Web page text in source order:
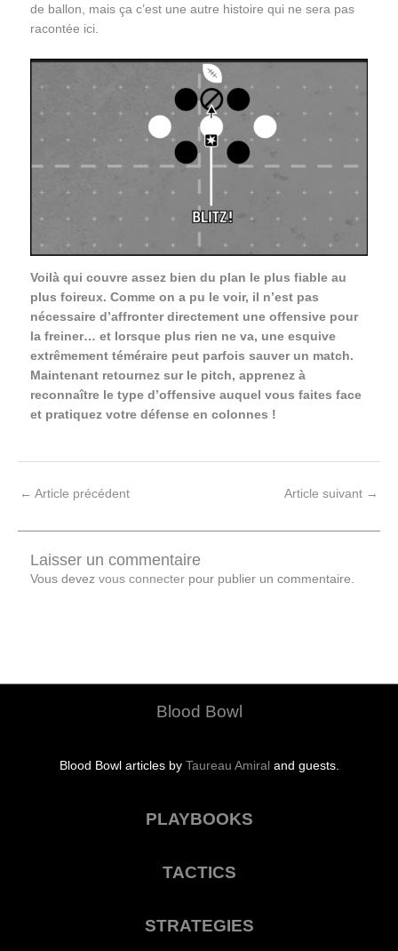
de ballon, mais ça c’est une autre histoire qui ne sera pas
racontée ici.
Voilà qui couvre assez bien du plan le plus fiable au
plus foireux. Comme on a pu le voir, il n’est pas
nécessaire d’affronter directement une offensive pour
la freiner… et lorsque plus rien ne va, une esquive
extrêmement téméraire peut parfois sauver un match.
Maintenant retournez sur le pitch, apprenez à
reconnaître le type d’offensive auquel vous faites face
et pratiquez votre défense en colonnes !
← Article précédent Article suivant →
Laisser un commentaire
Vous devez vous connecterpour publier un commentaire.
Blood Bowl
Blood Bowl articles by Taureau Amiraland guests.
PLAYBOOKS
TACTICS
STRATEGIES